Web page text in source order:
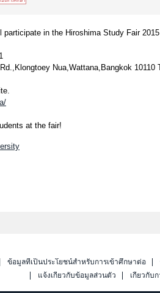
participate in the Hiroshima Study Fair
Nua,Wattana,Bangkok 10110
at the fair!
ข้อมูลที่เป็นประโยชน์สำหรับการเข้าศึกษาต่อ
แจ้งเกี่ยวกับข้อมูลส่วนตัว
เกี่ยวกับ